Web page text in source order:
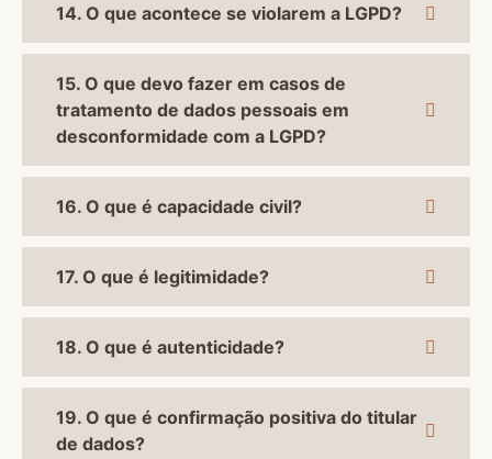
14. O que acontece se violarem a LGPD?
15. O que devo fazer em casos de
tratamento de dados pessoais em
desconformidade com a LGPD?
16. O que é capacidade civil?
17. O que é legitimidade?
18. O que é autenticidade?
19. O que é confirmação positiva do titular
de dados?